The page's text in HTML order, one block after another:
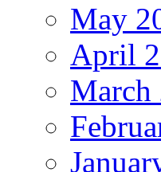
May
April
March